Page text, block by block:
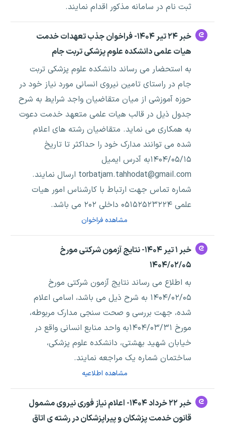
ثبت نام در سامانه مذکور اقدام نمایند.
خبر ۲۴ تیر ۱۴۰۴- فراخوان جذب تعهدات خدمت
هیات علمی دانشکده علوم پزشکی تربت جام
به استحضار می رساند دانشکده علوم پزشکی تربت
جام در راستای تامین نیروی انسانی مورد نیاز خود در
حوزه آموزشی از میان متقاضیان واجد شرایط به شرح
جدول ذیل در قالب هیات علمی متعهد خدمت دعوت
به همکاری می نماید. متقاضیان رشته های اعلام
شده می توانند مدارک خود را حداکثر تا تاریخ
۱۴۰۴/۰۵/۱۵به آدرس ایمیل
torbatjam.tahhodat@gmail.com ارسال نمایند.
شماره تماس جهت ارتباط با کارشناس امور هیات
علمی ۰۵۱۵۲۵۲۳۲۲۴ داخلی ۲۰۲ می باشد.
مشاهده فراخوان
خبر ۱ تیر ۱۴۰۴- نتایج آزمون شرکتی مورخ
۱۴۰۴/۰۲/۰۵
به اطلاع می رساند نتایج آزمون شرکتی مورخ
۱۴۰۴/۰۲/۰۵ به شرح ذیل می باشد، اسامی اعلام
شده، جهت بررسی و صحت سنجی مدارک مربوطه،
مورخ ۱۴۰۴/۰۳/۳۱به واحد منابع انسانی واقع در
خیابان شهید بهشتی، دانشکده علوم پزشکی،
ساختمان شماره یک مراجعه نمایند.
مشاهده اطلاعیه
خبر ۲۲ خرداد ۱۴۰۴- اعلام نیاز فوری نیروی مشمول
قانون خدمت پزشکان و پیراپزشکان در رشته ی اتاق